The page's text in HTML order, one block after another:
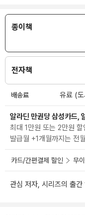
종이책
전자책
배송료 유료 (
알라딘 만권당 삼성카드,
최대 1만원 또는 2만원
발급월 +1개월까지는 전
카드/간편결제 할인 무
관심 저자, 시리즈의 출